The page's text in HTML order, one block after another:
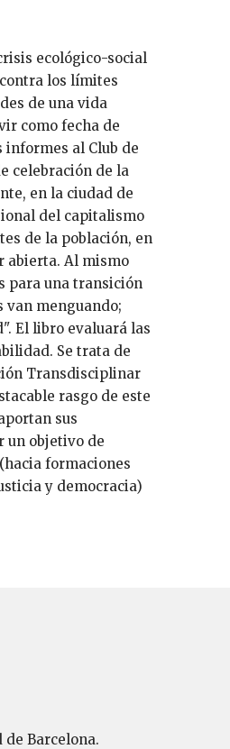
los límites
de una vida
como fecha de
informes al Club de
celebración de la
en la ciudad de
del capitalismo
de la población, en
abierta. Al mismo
para una transición
van menguando;
El libro evaluará las
Se trata de
Transdisciplinar
rasgo de este
sus
un objetivo de
formaciones
y democracia)
Barcelona.